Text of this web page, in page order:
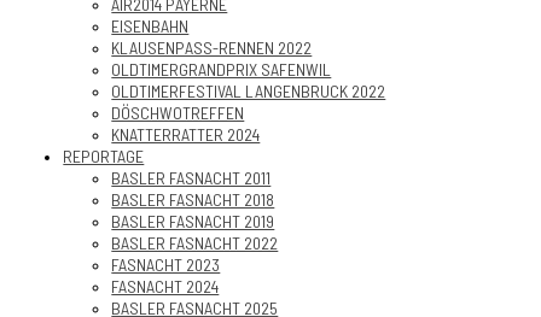
AIR2014 PAYERNE
EISENBAHN
KLAUSENPASS-RENNEN 2022
OLDTIMERGRANDPRIX SAFENWIL
OLDTIMERFESTIVAL LANGENBRUCK 2022
DÖSCHWOTREFFEN
KNATTERRATTER 2024
REPORTAGE
BASLER FASNACHT 2011
BASLER FASNACHT 2018
BASLER FASNACHT 2019
BASLER FASNACHT 2022
FASNACHT 2023
FASNACHT 2024
BASLER FASNACHT 2025